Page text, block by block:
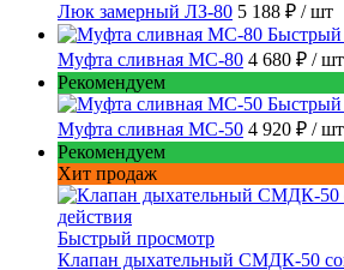
Люк замерный ЛЗ-80 5 188 ₽ / шт
Быстрый
Муфта сливная МС-80 4 680 ₽ / шт
Рекомендуем
Быстрый
Муфта сливная МС-50 4 920 ₽ / шт
Рекомендуем
Хит продаж
Быстрый просмотр
Клапан дыхательный СМДК-50